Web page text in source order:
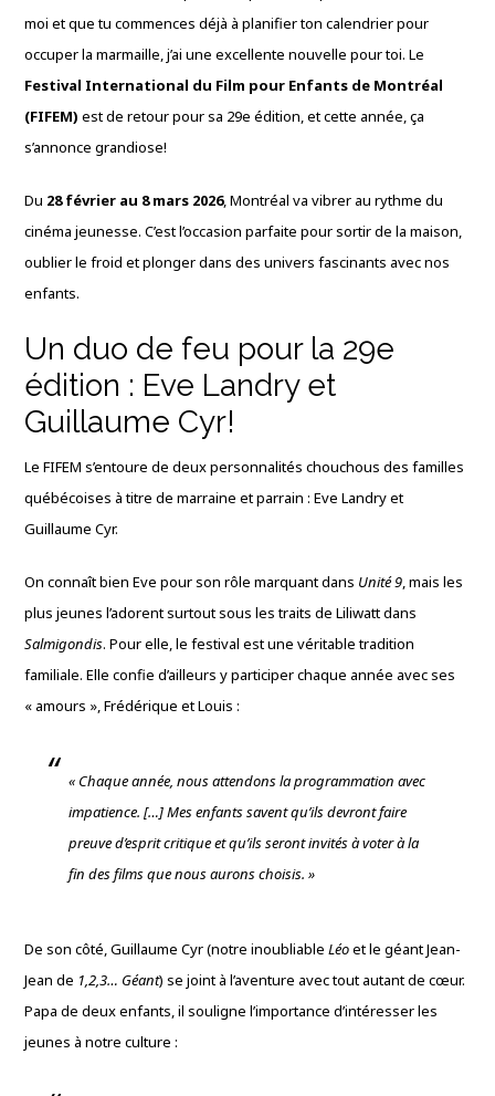
moi et que tu commences déjà à planifier ton calendrier pour
occuper la marmaille, j’ai une excellente nouvelle pour toi. Le
Festival International du Film pour Enfants de Montréal
(FIFEM) est de retour pour sa 29e édition, et cette année, ça
s’annonce grandiose!
Du 28 février au 8 mars 2026, Montréal va vibrer au rythme du
cinéma jeunesse. C’est l’occasion parfaite pour sortir de la maison,
oublier le froid et plonger dans des univers fascinants avec nos
enfants.
Un duo de feu pour la 29e
édition : Eve Landry et
Guillaume Cyr!
Le FIFEM s’entoure de deux personnalités chouchous des familles
québécoises à titre de marraine et parrain : Eve Landry et
Guillaume Cyr.
On connaît bien Eve pour son rôle marquant dans Unité 9, mais les
plus jeunes l’adorent surtout sous les traits de Liliwatt dans
Salmigondis. Pour elle, le festival est une véritable tradition
familiale. Elle confie d’ailleurs y participer chaque année avec ses
« amours », Frédérique et Louis :
« Chaque année, nous attendons la programmation avec
impatience. […] Mes enfants savent qu’ils devront faire
preuve d’esprit critique et qu’ils seront invités à voter à la
fin des films que nous aurons choisis. »
De son côté, Guillaume Cyr (notre inoubliableLéoet le géant Jean-
Jean de 1,2,3… Géant) se joint à l’aventure avec tout autant de cœur.
Papa de deux enfants, il souligne l’importance d’intéresser les
jeunes à notre culture :